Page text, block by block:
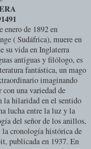
enero de 1892 en
( Sudáfrica), muere en
su vida en Inglaterra
antiguas y filólogo, es
fantástica, un mago
imaginando
una variedad de
la hilaridad en el sentido
lucha entre la luz y la
del señor de los anillos,
la cronología histórica de
publicada en 1937. En